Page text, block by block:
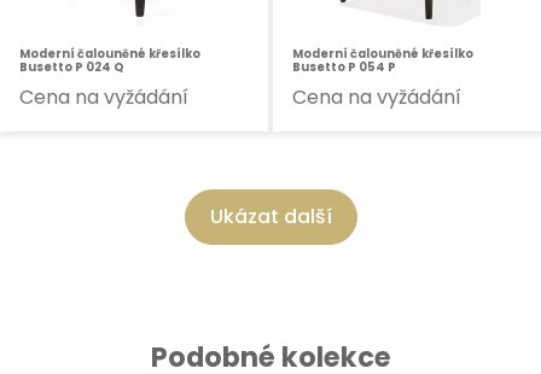
Moderní čalouněné křesílko
Busetto P 024 Q
Cena na vyžádání
Moderní čalouněné křesílko
Busetto P 054 P
Cena na vyžádání
Ukázat další
Podobné kolekce